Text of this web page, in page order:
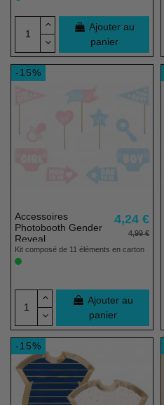
Ajouter au
panier
-15%
Accessoires
Photobooth Gender
Reveal
4,24 €
4,99 €
Kit composé de 11 éléments en carton
Ajouter au
panier
-15%